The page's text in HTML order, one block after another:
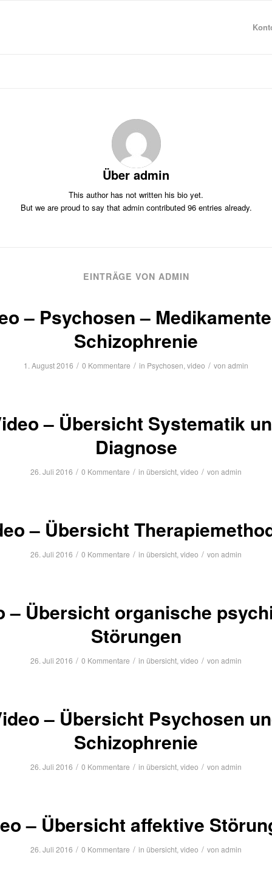
Über admin
This author has not written his bio yet.
But we are proud to say that admincontributed 96 entries already.
EINTRÄGE VON ADMIN
– Psychosen –
Schizophrenie
1. August 2016 / 0 Kommentare / in Psychosen, video / von admin
– Übersicht Systematik
Diagnose
26. Juli 2016 / 0 Kommentare / in übersicht, video / von admin
– Übersicht
26. Juli 2016 / 0 Kommentare / in übersicht, video / von admin
– Übersicht organische
Störungen
26. Juli 2016 / 0 Kommentare / in übersicht, video / von admin
– Übersicht Psychosen
Schizophrenie
26. Juli 2016 / 0 Kommentare / in übersicht, video / von admin
– Übersicht affektive
26. Juli 2016 / 0 Kommentare / in übersicht, video / von admin